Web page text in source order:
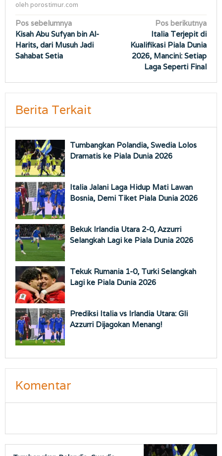
oleh porostimur.com
Navigasi
pos
Pos sebelumnya
Kisah Abu Sufyan bin Al-
Harits, dari Musuh Jadi
Sahabat Setia
Pos berikutnya
Italia Terjepit di
Kualifikasi Piala Dunia
2026, Mancini: Setiap
Laga Seperti Final
Berita Terkait
Tumbangkan Polandia, Swedia Lolos
Dramatis ke Piala Dunia 2026
Italia Jalani Laga Hidup Mati Lawan
Bosnia, Demi Tiket Piala Dunia 2026
Bekuk Irlandia Utara 2-0, Azzurri
Selangkah Lagi ke Piala Dunia 2026
Tekuk Rumania 1-0, Turki Selangkah
Lagi ke Piala Dunia 2026
Prediksi Italia vs Irlandia Utara: Gli
Azzurri Dijagokan Menang!
Komentar